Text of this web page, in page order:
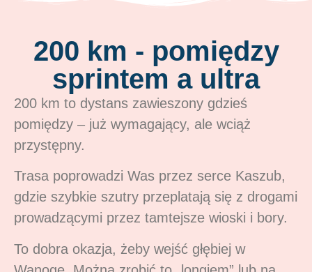
200 km - pomiędzy
sprintem a ultra
200 km to dystans zawieszony gdzieś
pomiędzy – już wymagający, ale wciąż
przystępny.
Trasa poprowadzi Was przez serce Kaszub,
gdzie szybkie szutry przeplatają się z drogami
prowadzącymi przez tamtejsze wioski i bory.
To dobra okazja, żeby wejść głębiej w